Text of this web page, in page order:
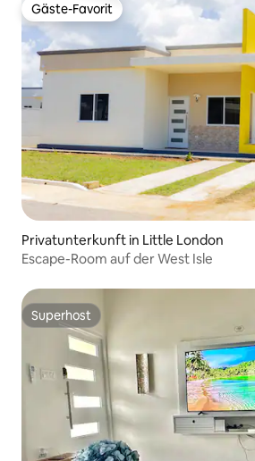
Gäste-Favorit
Gäste-Favorit
Privatunterkunft in Little London
Escape-Room auf der West Isle
Superhost
Superhost